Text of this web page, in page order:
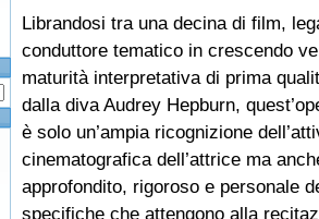
Librandosi tra una decina di film,
conduttore tematico in crescendo
maturità interpretativa di prima
dalla diva Audrey Hepburn,
è solo un’ampia ricognizione
cinematografica dell’attrice ma
approfondito, rigoroso e personale
specifiche che attengono alla